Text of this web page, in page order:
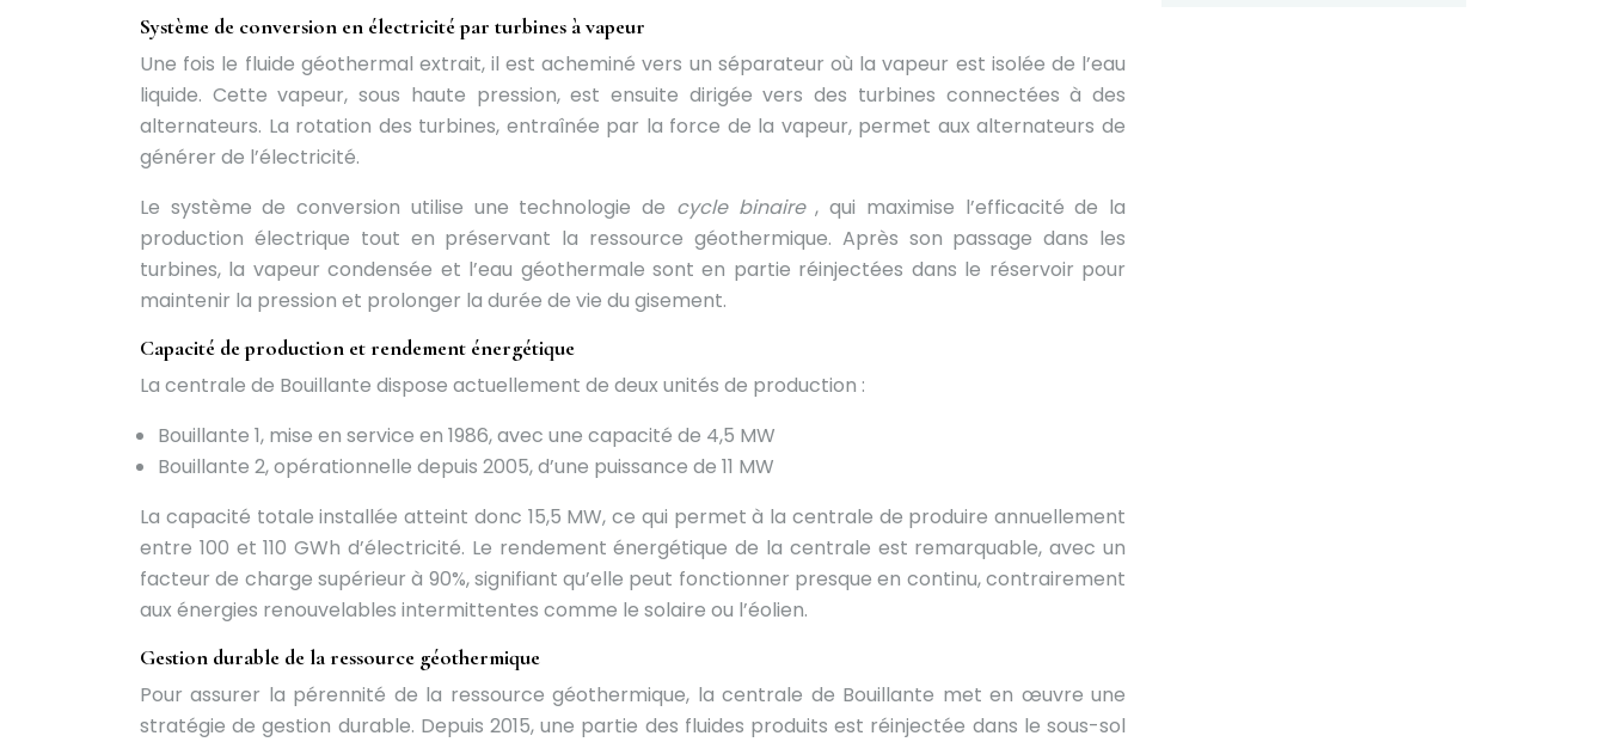
Système de conversion en électricité par turbines à vapeur
Une fois le fluide géothermal extrait, il est acheminé vers un séparateur où la vapeur est isolée de l’eau
liquide. Cette vapeur, sous haute pression, est ensuite dirigée vers des turbines connectées à des
alternateurs. La rotation des turbines, entraînée par la force de la vapeur, permet aux alternateurs de
générer de l’électricité.
Le système de conversion utilise une technologie de cycle binaire, qui maximise l’efficacité de la
production électrique tout en préservant la ressource géothermique. Après son passage dans les
turbines, la vapeur condensée et l’eau géothermale sont en partie réinjectées dans le réservoir pour
maintenir la pression et prolonger la durée de vie du gisement.
Capacité de production et rendement énergétique
La centrale de Bouillante dispose actuellement de deux unités de production :
Bouillante 1, mise en service en 1986, avec une capacité de 4,5 MW
Bouillante 2, opérationnelle depuis 2005, d’une puissance de 11 MW
La capacité totale installée atteint donc 15,5 MW, ce qui permet à la centrale de produire annuellement
entre 100 et 110 GWh d’électricité. Le rendement énergétique de la centrale est remarquable, avec un
facteur de charge supérieur à 90%, signifiant qu’elle peut fonctionner presque en continu, contrairement
aux énergies renouvelables intermittentes comme le solaire ou l’éolien.
Gestion durable de la ressource géothermique
Pour assurer la pérennité de la ressource géothermique, la centrale de Bouillante met en œuvre une
stratégie de gestion durable. Depuis 2015, une partie des fluides produits est réinjectée dans le sous-sol